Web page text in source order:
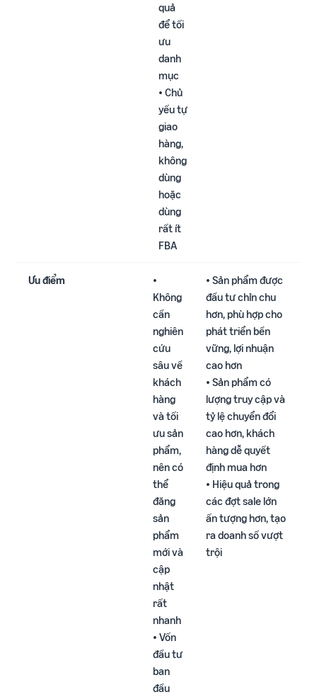
quả
để tối
ưu
danh
mục​
• Chủ
yếu tự
giao
hàng,
không
dùng
hoặc
dùng
rất ít
FBA​
Ưu điểm
•
Không
cần
nghiên
cứu
sâu về
khách
hàng
và tối
ưu sản
phẩm,
nên có
thể
đăng
sản
phẩm
mới và
cập
nhật
rất
nhanh​
• Vốn
đầu tư
ban
đầu
• Sản phẩm được
đầu tư chỉn chu
hơn, phù hợp cho
phát triển bền
vững, lợi nhuận
cao hơn​
• Sản phẩm có
lượng truy cập và
tỷ lệ chuyển đổi
cao hơn, khách
hàng dễ quyết
định mua hơn​
• Hiệu quả trong
các đợt sale lớn
ấn tượng hơn, tạo
ra doanh số vượt
trội​